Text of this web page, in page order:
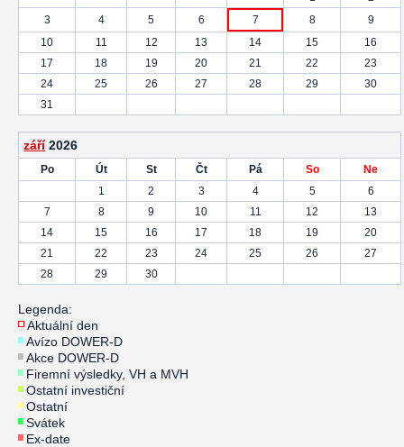
3
4 5 6 7 8
9
10
11 12 13 14 15
16
17
18 19 20 21 22
23
24
25 26 27 28 29
30
31
září 2026
Po Út St Čt Pá So
Ne
1
2 3 4 5
6
7
8 9 10 11 12
13
14
15 16 17 18 19
20
21
22 23 24 25 26
27
28
29 30
Legenda:
Aktuální den
Avízo DOWER-D
Akce DOWER-D
Firemní výsledky, VH a MVH
Ostatní investiční
Ostatní
Svátek
Ex-date